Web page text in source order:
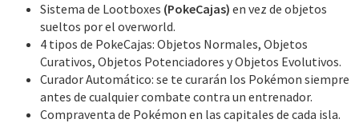
Sistema de Lootboxes (PokeCajas) en vez de objetos
sueltos por el overworld.
4 tipos de PokeCajas: Objetos Normales, Objetos
Curativos, Objetos Potenciadores y Objetos Evolutivos.
Curador Automático: se te curarán los Pokémon siempre
antes de cualquier combate contra un entrenador.
Compraventa de Pokémon en las capitales de cada isla.